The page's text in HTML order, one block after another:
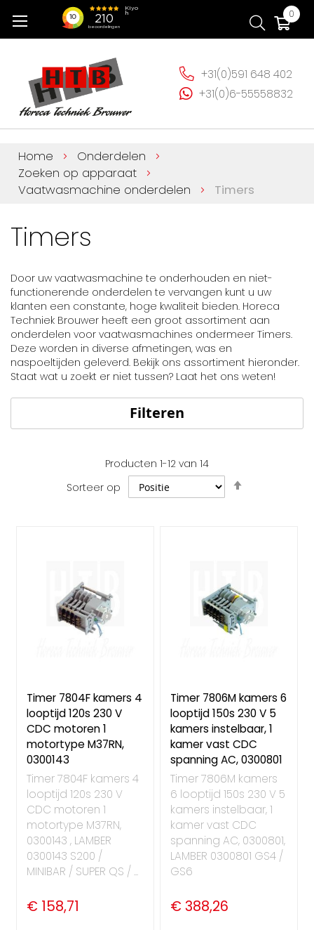
naar
0
+31(0)591 648 402
+31(0)6-55558832
Home
Onderdelen
Zoeken op apparaat
Vaatwasmachine onderdelen
Timers
Timers
Door uw vaatwasmachine te onderhouden en niet-
functionerende onderdelen te vervangen kunt u uw
klanten een constante, hoge kwaliteit bieden. Horeca
Techniek Brouwer heeft een groot assortiment aan
onderdelen voor vaatwasmachines ondermeer Timers.
Deze worden in diverse afmetingen, was en
naspoeltijden geleverd. Bekijk ons assortiment hieronder.
Staat wat u zoekt er niet tussen? Laat het ons weten!
Filteren
Producten 1-12 van 14
Sorteer op
Timer 7804F kamers 4
looptijd 120s 230 V
CDC motoren 1
motortype M37RN,
0300143
Timer 7804F kamers 4
looptijd 120s 230 V
CDC motoren 1
motortype M37RN,
0300143 , LAMBER
0300143 S200 /
MINIBAR / SUPER QS / ...
€ 158,71
Timer 7806M kamers 6
looptijd 150s 230 V 5
kamers instelbaar, 1
kamer vast CDC
spanning AC, 0300801
Timer 7806M kamers
6 looptijd 150s 230 V 5
kamers instelbaar, 1
kamer vast CDC
spanning AC, 0300801,
LAMBER 0300801 GS4 /
GS6
€ 388,26